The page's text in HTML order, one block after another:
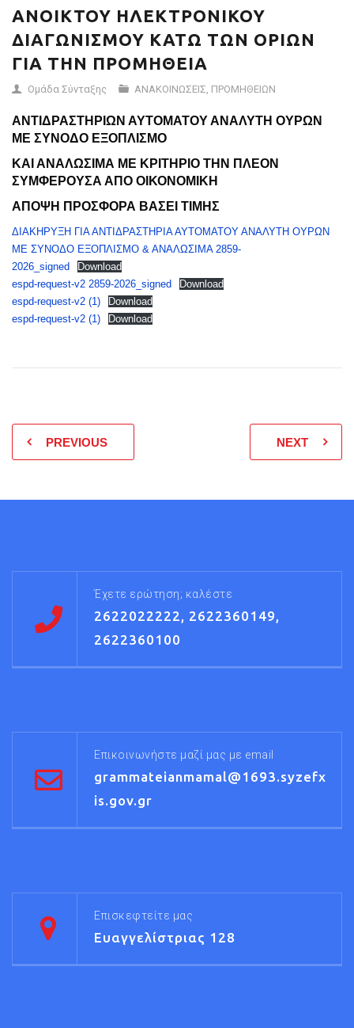
ΑΝΟΙΚΤΟΥ ΗΛΕΚΤΡΟΝΙΚΟΥ
ΔΙΑΓΩΝΙΣΜΟΥ ΚΑΤΩ ΤΩΝ ΟΡΙΩΝ
ΓΙΑ ΤΗΝ ΠΡΟΜΗΘΕΙΑ
Ομάδα Σύνταξης ΑΝΑΚΟΙΝΩΣΕΙΣ, ΠΡΟΜΗΘΕΙΩΝ
ΑΝΤΙΔΡΑΣΤΗΡΙΩΝ ΑΥΤΟΜΑΤΟΥ ΑΝΑΛΥΤΗ ΟΥΡΩΝ
ΜΕ ΣΥΝΟΔΟ ΕΞΟΠΛΙΣΜΟ
ΚΑΙ ΑΝΑΛΩΣΙΜΑ ΜΕ ΚΡΙΤΗΡΙΟ ΤΗΝ ΠΛΕΟΝ
ΣΥΜΦΕΡΟΥΣΑ ΑΠΟ ΟΙΚΟΝΟΜΙΚΗ
ΑΠΟΨΗ ΠΡΟΣΦΟΡΑ ΒΑΣΕΙ ΤΙΜΗΣ
ΔΙΑΚΗΡΥΞΗ ΓΙΑ ΑΝΤΙΔΡΑΣΤΗΡΙΑ ΑΥΤΟΜΑΤΟΥ ΑΝΑΛΥΤΗ ΟΥΡΩΝ
ΜΕ ΣΥΝΟΔΟ ΕΞΟΠΛΙΣΜΟ & ΑΝΑΛΩΣΙΜΑ 2859-
2026_signed
Download
espd-request-v2 2859-2026_signed
Download
espd-request-v2 (1)
Download
espd-request-v2 (1)
Download
PREVIOUS NEXT
Έχετε ερώτηση; καλέστε
2622022222, 2622360149,
2622360100
Επικοινωνήστε μαζί μας με email
grammateianmamal@1693.syzefx
is.gov.gr
Επισκεφτείτε μας
Ευαγγελίστριας 128